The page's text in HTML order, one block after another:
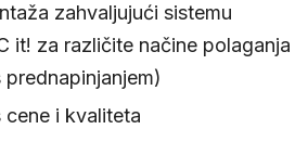
zahvaljujući sistemu
it! za različite načine polaganja
prednapinjanjem)
i kvaliteta